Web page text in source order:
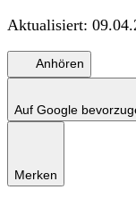
Aktualisiert:
Anhören
Auf Google
Merken